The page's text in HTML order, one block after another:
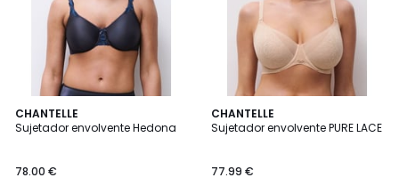
CHANTELLE
Sujetador envolvente Hedona
78.00 €
4,3
/ 5
CHANTELLE
Sujetador envolvente PURE LACE
77.99 €
2
/